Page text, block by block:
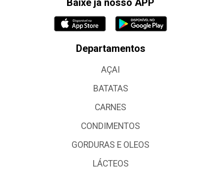
Departamentos
AÇAI
BATATAS
CARNES
CONDIMENTOS
GORDURAS E OLEOS
LÁCTEOS